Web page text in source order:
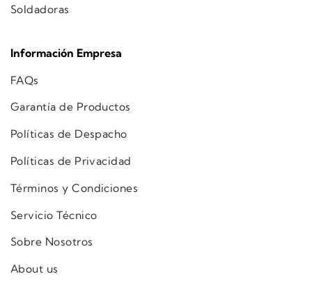
Soldadoras
Información Empresa
FAQs
Garantía de Productos
Políticas de Despacho
Políticas de Privacidad
Términos y Condiciones
Servicio Técnico
Sobre Nosotros
About us